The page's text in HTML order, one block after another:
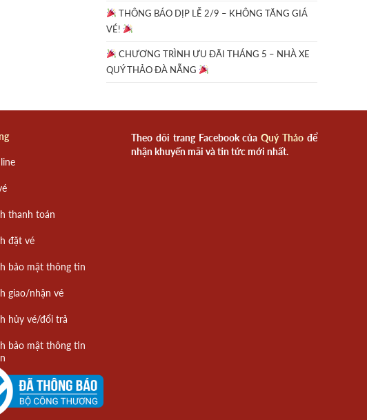
THÔNG BÁO DỊP LỄ 2/9 – KHÔNG TĂNG GIÁ
VÉ!
CHƯƠNG TRÌNH ƯU ĐÃI THÁNG 5 – NHÀ XE
QUÝ THẢO ĐÀ NẴNG
thanh toán
đặt vé
bảo mật thông tin
giao/nhận vé
hủy vé/đổi trả
bảo mật thông tin
Theo dõi trang Facebook củaQuý Thảo để
nhận khuyến mãi và tin tức mới nhất.